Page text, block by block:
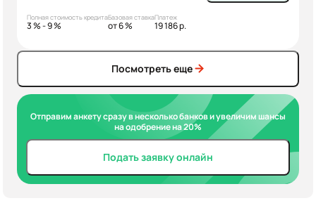
Полная стоимость кредита
3 % - 9 %
Базовая ставка
от 6 %
Платеж
19 186 р.
Посмотреть еще
Отправим анкету сразу в несколько банков и увеличим шансы
на одобрение на 20%
Подать заявку онлайн